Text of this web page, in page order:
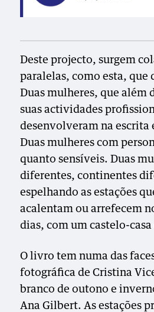
Deste projecto, surgem
paralelas, como esta, que
Duas mulheres, que além
suas actividades
desenvolveram na escrita
Duas mulheres com
quanto sensíveis. Duas
diferentes, continentes
espelhando as estações
acalentam ou arrefecem
dias, com um castelo-
O livro tem numa das
fotográfica de Cristina
branco de outono e
Ana Gilbert. As estações